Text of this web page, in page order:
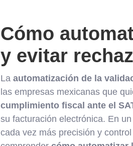
Cómo
y evitar
La automatización de la
las empresas mexicanas que
cumplimiento fiscal ante el
su facturación electrónica. En
cada vez más precisión y